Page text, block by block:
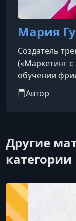
Мария
Создатель
(«Маркетинг
обучении
бренда и
Является
Автор
Другие
категории